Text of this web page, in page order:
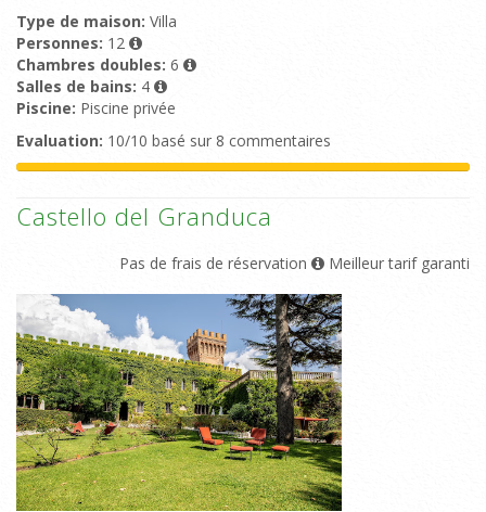
Type de maison: Villa
Personnes: 12
Chambres doubles: 6
Salles de bains: 4
Piscine: Piscine privée
Evaluation: 10/10 basé sur 8 commentaires
Castello del Granduca
Pas de frais de réservation Meilleur tarif garanti